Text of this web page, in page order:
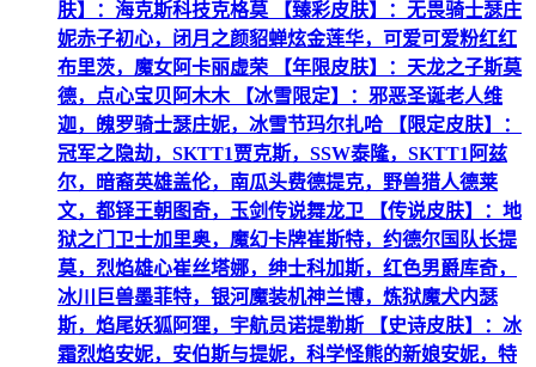
肤】：海克斯科技克格莫 【臻彩皮肤】：无畏骑士瑟庄
妮赤子初心，闭月之颜貂蝉炫金莲华，可爱可爱粉红红
布里茨，魔女阿卡丽虚荣 【年限皮肤】：天龙之子斯莫
德，点心宝贝阿木木 【冰雪限定】：邪恶圣诞老人维
迦，魄罗骑士瑟庄妮，冰雪节玛尔扎哈 【限定皮肤】：
冠军之隐劫，SKTT1贾克斯，SSW泰隆，SKTT1阿兹
尔，暗裔英雄盖伦，南瓜头费德提克，野兽猎人德莱
文，都铎王朝图奇，玉剑传说舞龙卫 【传说皮肤】：地
狱之门卫士加里奥，魔幻卡牌崔斯特，约德尔国队长提
莫，烈焰雄心崔丝塔娜，绅士科加斯，红色男爵库奇，
冰川巨兽墨菲特，银河魔装机神兰博，炼狱魔犬内瑟
斯，焰尾妖狐阿狸，宇航员诺提勒斯 【史诗皮肤】：冰
霜烈焰安妮，安伯斯与提妮，科学怪熊的新娘安妮，特